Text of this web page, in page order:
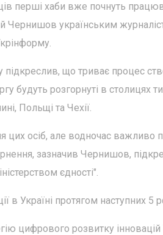
перші хаби вже почнуть
Чернишов українським
що триває процес
будуть розгорнуті в столицях
Польщі та Чехії.
цих осіб, але водночас важливо
зазначив Чернишов,
єдності".
в Україні протягом наступних 5
цифрового розвитку